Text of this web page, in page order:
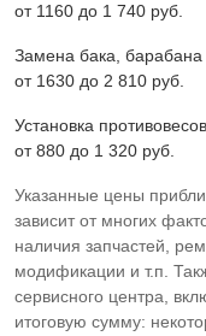
от 1160 до 1 740 pyб.
Замена бака, барабана
от 1630 до 2 810 pyб.
Установка противовесов
от 880 до 1 320 pyб.
Указанные цены
зависит от многих
наличия запчастей,
модификации и т.п.
сервисного центра,
итоговую сумму: